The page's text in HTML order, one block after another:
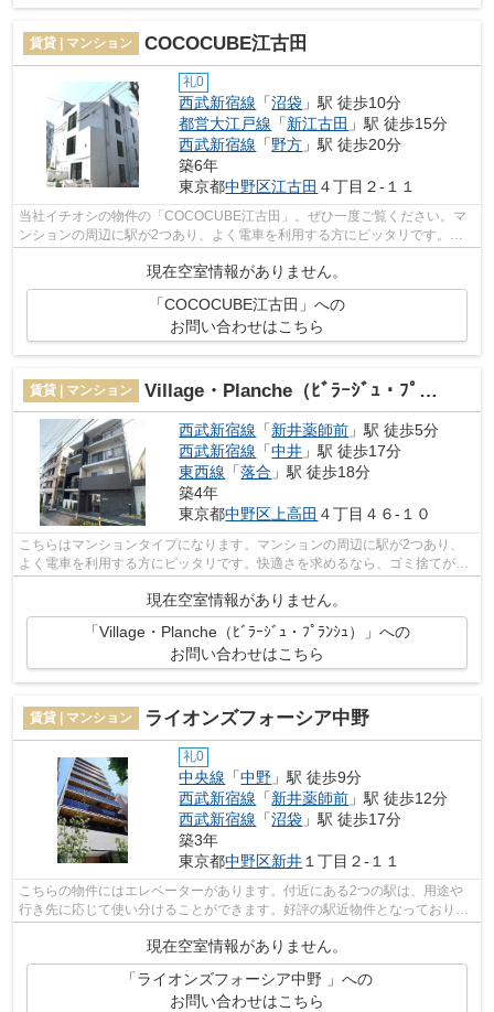
賃貸 | マンション COCOCUBE江古田
礼0
西武新宿線 「沼袋 」駅 徒歩10分
都営大江戸線 「新江古田 」駅 徒歩15分
西武新宿線 「野方 」駅 徒歩20分
築6年
東京都中野区江古田 ４丁目２-１１
当社イチオシの物件の「COCOCUBE江古田」。ぜひ一度ご覧ください。マ
ンションの周辺に駅が2つあり、よく電車を利用する方にピッタリです。徒
歩10分に駅のある、ニーズの高い物件です。...
現在空室情報がありません。
「COCOCUBE江古田」への
お問い合わせはこちら
賃貸 | マンション Village・Planche（ﾋﾞﾗｰｼﾞｭ・ﾌﾟﾗﾝｼｭ）
西武新宿線 「新井薬師前 」駅 徒歩5分
西武新宿線 「中井 」駅 徒歩17分
東西線 「落合 」駅 徒歩18分
築4年
東京都中野区 上高田 ４丁目４６-１０
こちらはマンションタイプになります。マンションの周辺に駅が2つあり、
よく電車を利用する方にピッタリです。快適さを求めるなら、ゴミ捨てが楽
な敷地内ごみ置き場のある物件がお勧め...
現在空室情報がありません。
「Village・Planche（ﾋﾞﾗｰｼﾞｭ・ﾌﾟﾗﾝｼｭ）」への
お問い合わせはこちら
賃貸 | マンション ライオンズフォーシア中野
礼0
中央線 「中野 」駅 徒歩9分
西武新宿線 「新井薬師前 」駅 徒歩12分
西武新宿線 「沼袋 」駅 徒歩17分
築3年
東京都中野区新井 １丁目２-１１
こちらの物件にはエレベーターがあります。付近にある2つの駅は、用途や
行き先に応じて使い分けることができます。好評の駅近物件となっており、
現在空室情報がありません。
「ライオンズフォーシア中野 」への
お問い合わせはこちら